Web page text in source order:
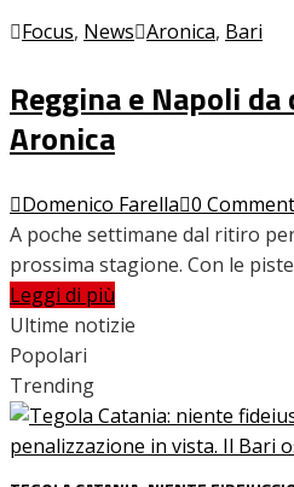
INTERVISTE
FOCUS
CALCIOMERCATO
SERIE B
Focus, News Aronica, Bari
Reggina e Napoli
Aronica
Domenico Farella 0
A poche settimane dal ritiro
prossima stagione. Con le
Leggi di più
Ultime notizie
Popolari
Trending